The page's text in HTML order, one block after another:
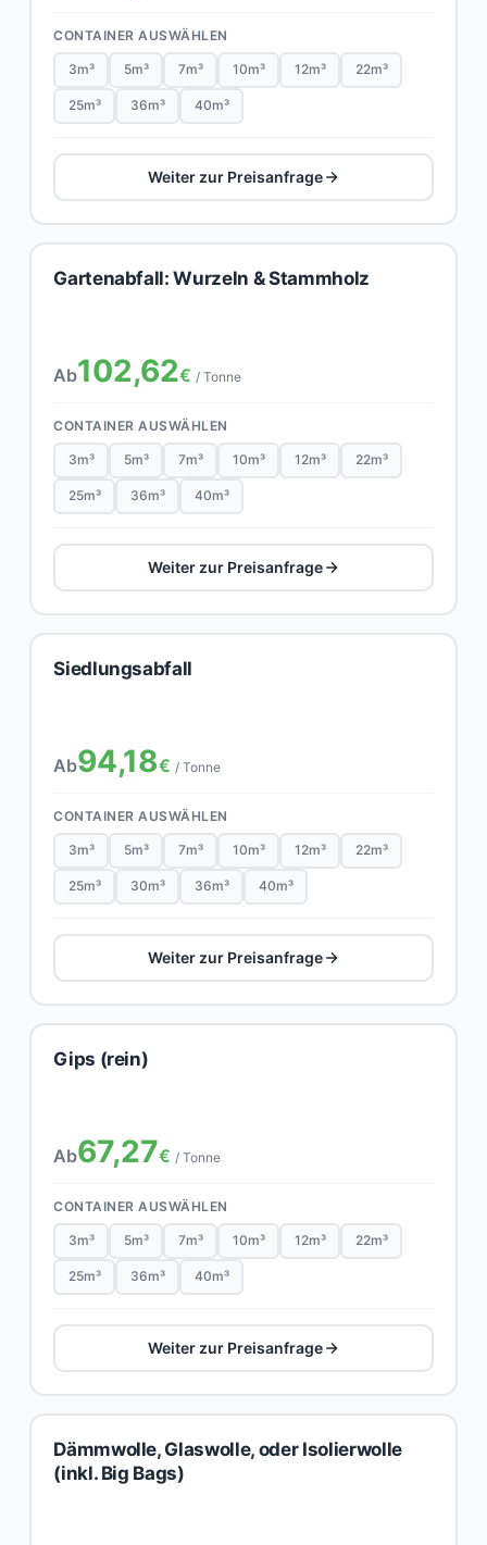
CONTAINER AUSWÄHLEN
3m³ 5m³ 7m³ 10m³ 12m³ 22m³
25m³ 36m³ 40m³
Weiter zur Preisanfrage
Gartenabfall: Wurzeln & Stammholz
Ab102,62€ / Tonne
CONTAINER AUSWÄHLEN
3m³ 5m³ 7m³ 10m³ 12m³ 22m³
25m³ 36m³ 40m³
Weiter zur Preisanfrage
Siedlungsabfall
Ab94,18€ / Tonne
CONTAINER AUSWÄHLEN
3m³ 5m³ 7m³ 10m³ 12m³ 22m³
25m³ 30m³ 36m³ 40m³
Weiter zur Preisanfrage
Gips (rein)
Ab67,27€ / Tonne
CONTAINER AUSWÄHLEN
3m³ 5m³ 7m³ 10m³ 12m³ 22m³
25m³ 36m³ 40m³
Weiter zur Preisanfrage
Dämmwolle, Glaswolle, oder Isolierwolle
(inkl. Big Bags)